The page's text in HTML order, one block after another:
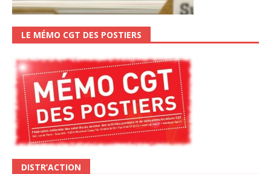
LE MÉMO CGT DES POSTIERS
DISTR’ACTION